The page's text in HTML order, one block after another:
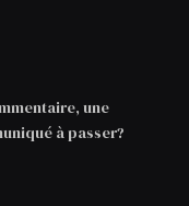
une
à passer?